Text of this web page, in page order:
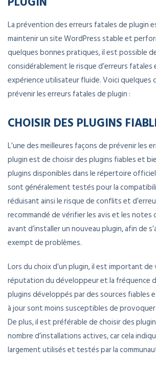
La prévention des erreurs fatales de plugin
maintenir un site WordPress stable et
quelques bonnes pratiques, il est possible
considérablement le risque d’erreurs fatales
expérience utilisateur fluide. Voici quelques
prévenir les erreurs fatales de plugin :
CHOISIR DES PLUGINS
L’une des meilleures façons de prévenir les
plugin est de choisir des plugins fiables et
plugins disponibles dans le répertoire
sont généralement testés pour la
réduisant ainsi le risque de conflits et
recommandé de vérifier les avis et les notes
avant d’installer un nouveau plugin, afin de
exempt de problèmes.
Lors du choix d’un plugin, il est important de
réputation du développeur et la fréquence
plugins développés par des sources fiables
à jour sont moins susceptibles de
De plus, il est préférable de choisir des
nombre d’installations actives, car cela
largement utilisés et testés par la